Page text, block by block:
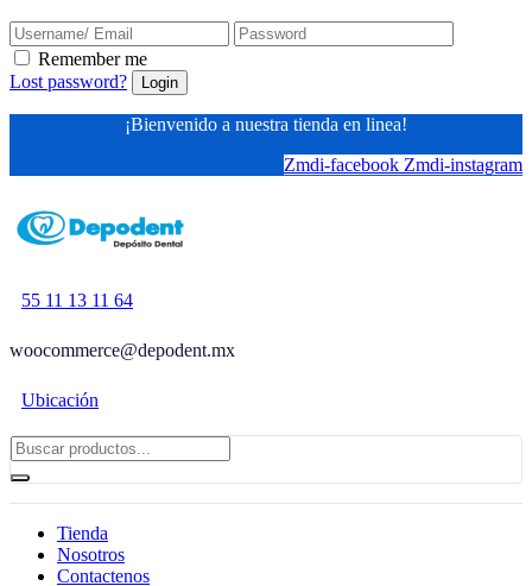
Remember me
Lost password?
¡Bienvenido a nuestra tienda en linea!
Zmdi-facebook Zmdi-instagram
55 11 13 11 64
woocommerce@depodent.mx
Ubicación
Tienda
Nosotros
Contactenos